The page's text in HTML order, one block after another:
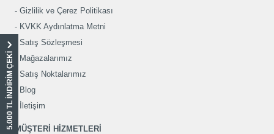
5.000 TL İNDİRİM ÇEKİ
Gizlilik ve Çerez Politikası
KVKK Aydınlatma Metni
Satış Sözleşmesi
Mağazalarımız
Satış Noktalarımız
Blog
İletişim
MÜŞTERİ HİZMETLERİ